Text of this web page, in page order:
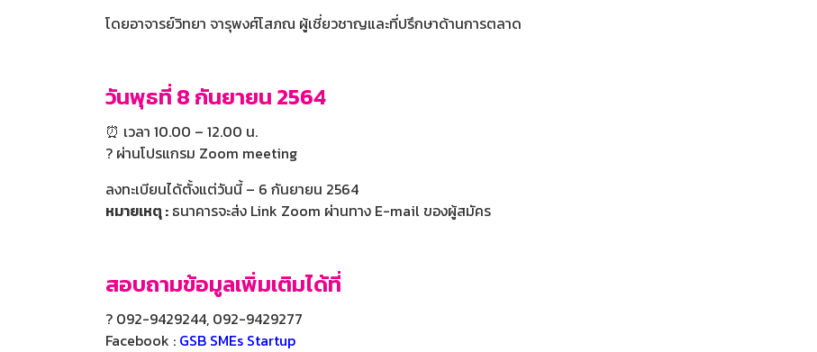
โดยอาจารย์วิทยา จารุพงศ์โสภณ ผู้เชี่ยวชาญและที่ปรึกษาด้านการตลาด
วันพุธที่ 8 กันยายน 2564
⏰ เวลา 10.00 – 12.00 น.
? ผ่านโปรแกรม Zoom meeting
ลงทะเบียนได้ตั้งแต่วันนี้ – 6 กันยายน 2564
หมายเหตุ : ธนาคารจะส่ง Link Zoom ผ่านทาง E-mail ของผู้สมัคร
สอบถามข้อมูลเพิ่มเติมได้ที่
? 092-9429244, 092-9429277
Facebook : GSB SMEs Startup